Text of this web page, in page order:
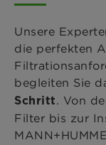
Unsere
die perfekten
begleiten Sie
Schritt. Von
Filter bis zur